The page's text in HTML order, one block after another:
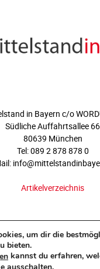
in Bayern c/o
Südliche Auffahrtsallee 66
80639 München
Tel: 089 2 878 878 0
Artikelverzeichnis
um dir die
bieten.
kannst du erfahren,